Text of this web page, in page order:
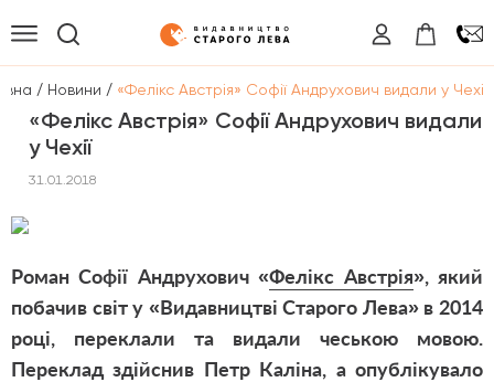
/ Новини / «Фелікс Австрія» Софії Андрухович видали у Чехії
«Фелікс Австрія» Софії Андрухович видали
у Чехії
31.01.2018
Роман Софії Андрухович «Фелікс Австрія», який
побачив світ у «Видавництві Старого Лева» в 2014
році, переклали та видали чеською мовою.
Переклад здійснив Петр Каліна, а опублікувало